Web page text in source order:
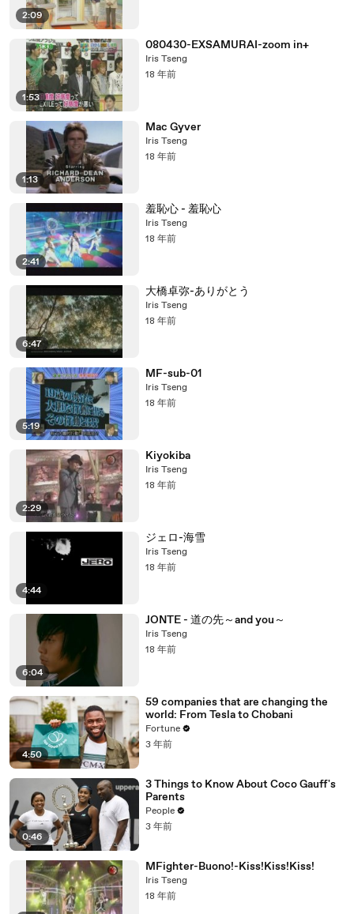
2:09
1:53
080430-EXSAMURAI-zoom in+
Iris Tseng
18 年前
1:13
Mac Gyver
Iris Tseng
18 年前
2:41
羞恥心 - 羞恥心
Iris Tseng
18 年前
6:47
大橋卓弥-ありがとう
Iris Tseng
18 年前
5:19
MF-sub-01
Iris Tseng
18 年前
2:29
Kiyokiba
Iris Tseng
18 年前
4:44
ジェロ-海雪
Iris Tseng
18 年前
6:04
JONTE - 道の先～and you～
Iris Tseng
18 年前
4:50
59 companies that are changing the
world: From Tesla to Chobani
Fortune
3 年前
0:46
3 Things to Know About Coco Gauff's
Parents
People
3 年前
MFighter-Buono!-Kiss!Kiss!Kiss!
Iris Tseng
18 年前